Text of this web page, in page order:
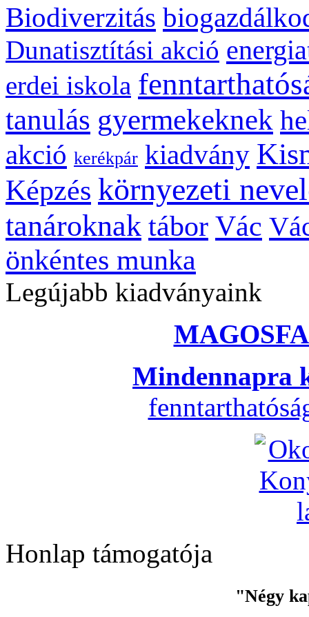
Biodiverzitás
Dunatisztítási akció
erdei iskola
tanulás gyermekeknek
akció kerékpár kiadvány
Képzés környezeti
tanároknak tábor Vác
önkéntes munka
Legújabb kiadványaink
Mindennapra
Honlap támogatója
"Négy